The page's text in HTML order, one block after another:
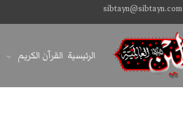
sibtayn@sibtayn.com
الرئيسية القرآن الكريم